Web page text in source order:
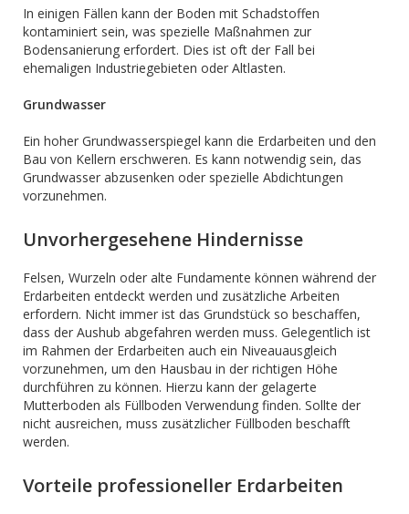
In einigen Fällen kann der Boden mit Schadstoffen
kontaminiert sein, was spezielle Maßnahmen zur
Bodensanierung erfordert. Dies ist oft der Fall bei
ehemaligen Industriegebieten oder Altlasten.
Grundwasser
Ein hoher Grundwasserspiegel kann die Erdarbeiten und den
Bau von Kellern erschweren. Es kann notwendig sein, das
Grundwasser abzusenken oder spezielle Abdichtungen
vorzunehmen.
Unvorhergesehene Hindernisse
Felsen, Wurzeln oder alte Fundamente können während der
Erdarbeiten entdeckt werden und zusätzliche Arbeiten
erfordern. Nicht immer ist das Grundstück so beschaffen,
dass der Aushub abgefahren werden muss. Gelegentlich ist
im Rahmen der Erdarbeiten auch ein Niveauausgleich
vorzunehmen, um den Hausbau in der richtigen Höhe
durchführen zu können. Hierzu kann der gelagerte
Mutterboden als Füllboden Verwendung finden. Sollte der
nicht ausreichen, muss zusätzlicher Füllboden beschafft
werden.
Vorteile professioneller Erdarbeiten